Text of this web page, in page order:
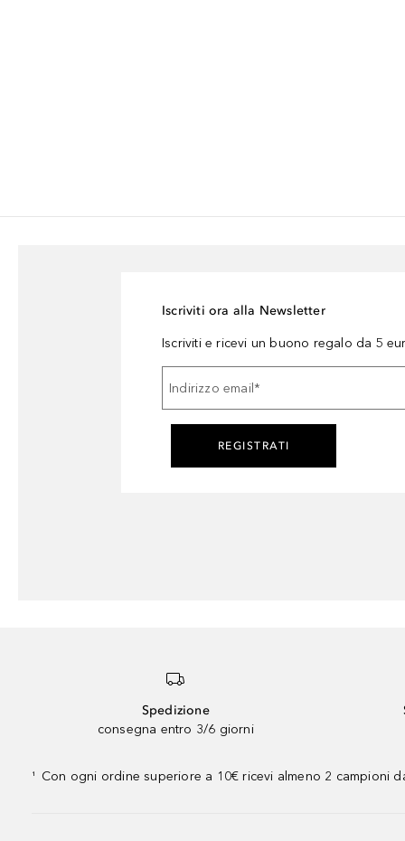
Iscriviti ora alla Newsletter
Iscriviti e ricevi un buono regalo da 5
Indirizzo email *
REGISTRATI
Spedizione
consegna entro 3/6 giorni
¹ Con ogni ordine superiore a 10€ ricevi almeno 2 campioni